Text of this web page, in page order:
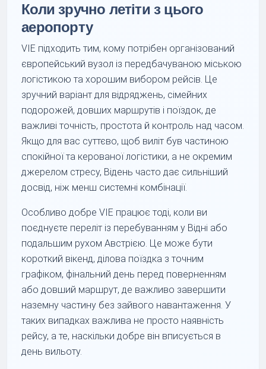
Коли зручно летіти з цього
аеропорту
VIE підходить тим, кому потрібен організований
європейський вузол із передбачуваною міською
логістикою та хорошим вибором рейсів. Це
зручний варіант для відряджень, сімейних
подорожей, довших маршрутів і поїздок, де
важливі точність, простота й контроль над часом.
Якщо для вас суттєво, щоб виліт був частиною
спокійної та керованої логістики, а не окремим
джерелом стресу, Відень часто дає сильніший
досвід, ніж менш системні комбінації.
Особливо добре VIE працює тоді, коли ви
поєднуєте переліт із перебуванням у Відні або
подальшим рухом Австрією. Це може бути
короткий вікенд, ділова поїздка з точним
графіком, фінальний день перед поверненням
або довший маршрут, де важливо завершити
наземну частину без зайвого навантаження. У
таких випадках важлива не просто наявність
рейсу, а те, наскільки добре він вписується в
день вильоту.